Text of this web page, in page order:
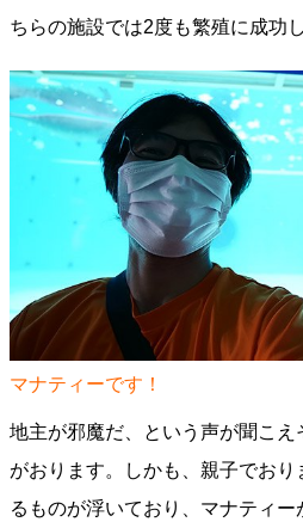
ちらの施設では2度も繁殖に成功
マナティーです！
地主が邪魔だ、という声が聞こ
がおります。しかも、親子でお
るものが浮いており、マナティ